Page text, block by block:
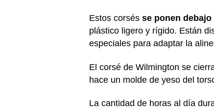
Estos corsés se ponen debajo
plástico ligero y rígido. Están
especiales para adaptar la
El corsé de Wilmington se
hace un molde de yeso del
La cantidad de horas al día